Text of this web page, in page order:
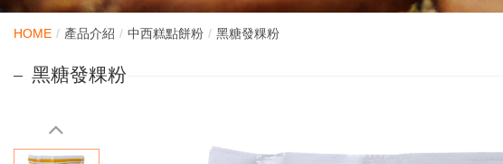
HOME 產品介紹 中西糕點餅粉 黑糖發粿粉
黑糖發粿粉